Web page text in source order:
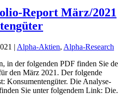
Report März/2021
| Alpha-Aktien, Alpha-Research
in der folgenden PDF finden Sie
den März 2021. Der folgende
Konsumentengüter. Die Analyse-
Sie unter folgendem Link: